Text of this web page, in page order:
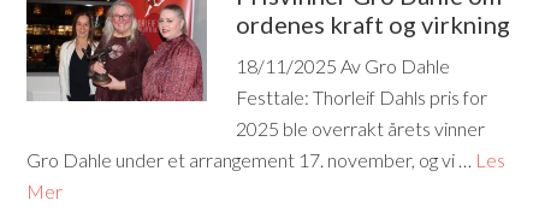
ordenes kraft og virkning
18/11/2025 Av Gro Dahle
Festtale: Thorleif Dahls pris for
2025 ble overrakt årets vinner
Gro Dahle under et arrangement 17. november, og vi … Les
Mer